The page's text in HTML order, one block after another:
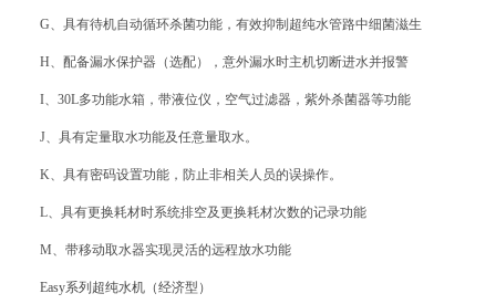
G、具有待机自动循环杀菌功能，有效抑制超纯水管路中细菌滋生
H、配备漏水保护器（选配），意外漏水时主机切断进水并报警
I、30L多功能水箱，带液位仪，空气过滤器，紫外杀菌器等功能
J、具有定量取水功能及任意量取水。
K、具有密码设置功能，防止非相关人员的误操作。
L、具有更换耗材时系统排空及更换耗材次数的记录功能
M、带移动取水器实现灵活的远程放水功能
Easy系列超纯水机（经济型）